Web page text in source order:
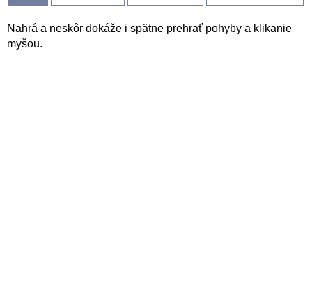
Nahrá a neskôr dokáže i spätne prehrať pohyby a klikanie
myšou.